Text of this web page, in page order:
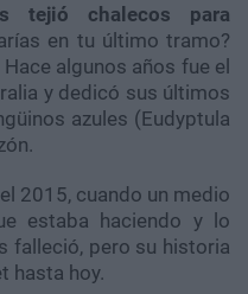
tejió chalecos para
en tu último tramo?
algunos años fue el
y dedicó sus últimos
azules (Eudyptula
2015, cuando un medio
estaba haciendo y lo
falleció, pero su historia
hasta hoy.